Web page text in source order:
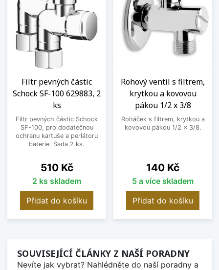
Filtr pevných částic
Schock SF-100 629883, 2
ks
Filtr pevných částic Schock
SF-100, pro dodatečnou
ochranu kartuše a perlátoru
baterie. Sada 2 ks.
Cena
510 Kč
2 ks skladem
Přidat do košíku
Rohový ventil s filtrem,
krytkou a kovovou
pákou 1/2 x 3/8
Roháček s filtrem, krytkou a
kovovou pákou 1/2 x 3/8.
Cena
140 Kč
5 a více skladem
Přidat do košíku
SOUVISEJÍCÍ ČLÁNKY Z NAŠÍ PORADNY
Nevíte jak vybrat? Nahlédněte do naší poradny a